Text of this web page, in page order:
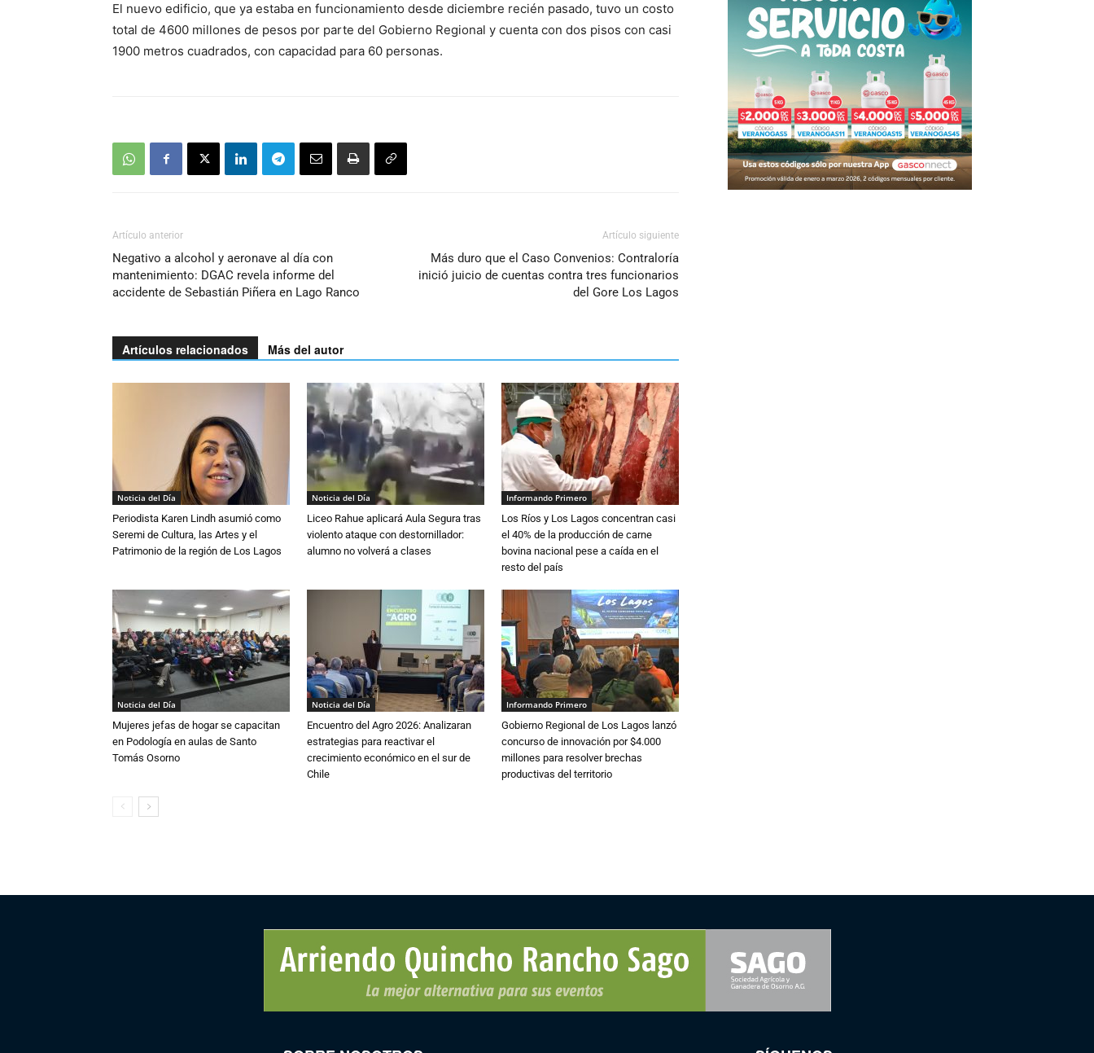
El nuevo edificio, que ya estaba en funcionamiento desde diciembre recién pasado, tuvo un costo
total de 4600 millones de pesos por parte del Gobierno Regional y cuenta con dos pisos con casi
1900 metros cuadrados, con capacidad para 60 personas.
Artículo anterior
Negativo a alcohol y aeronave al día con
mantenimiento: DGAC revela informe del
accidente de Sebastián Piñera en Lago Ranco
Artículo siguiente
Más duro que el Caso Convenios: Contraloría
inició juicio de cuentas contra tres funcionarios
del Gore Los Lagos
Artículos relacionados Más del autor
Noticia del Día
Periodista Karen Lindh asumió como
Seremi de Cultura, las Artes y el
Patrimonio de la región de Los Lagos
Noticia del Día
Liceo Rahue aplicará Aula Segura tras
violento ataque con destornillador:
alumno no volverá a clases
Informando Primero
Los Ríos y Los Lagos concentran casi
el 40% de la producción de carne
bovina nacional pese a caída en el
resto del país
Noticia del Día
Mujeres jefas de hogar se capacitan
en Podología en aulas de Santo
Tomás Osorno
Noticia del Día
Encuentro del Agro 2026: Analizaran
estrategias para reactivar el
crecimiento económico en el sur de
Chile
Informando Primero
Gobierno Regional de Los Lagos lanzó
concurso de innovación por $4.000
millones para resolver brechas
productivas del territorio